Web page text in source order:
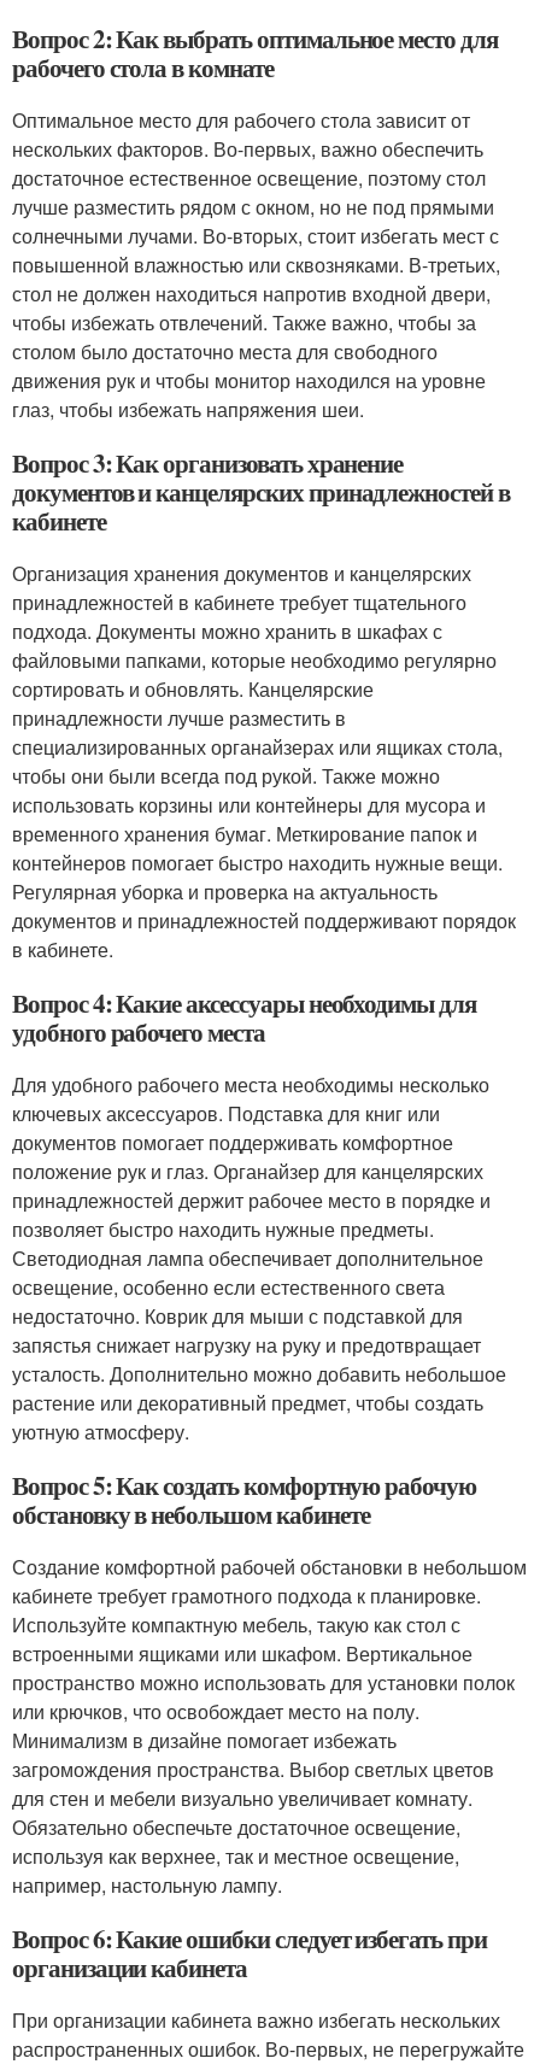
Вопрос 2: Как выбрать оптимальное место для
рабочего стола в комнате
Оптимальное место для рабочего стола зависит от
нескольких факторов. Во-первых, важно обеспечить
достаточное естественное освещение, поэтому стол
лучше разместить рядом с окном, но не под прямыми
солнечными лучами. Во-вторых, стоит избегать мест с
повышенной влажностью или сквозняками. В-третьих,
стол не должен находиться напротив входной двери,
чтобы избежать отвлечений. Также важно, чтобы за
столом было достаточно места для свободного
движения рук и чтобы монитор находился на уровне
глаз, чтобы избежать напряжения шеи.
Вопрос 3: Как организовать хранение
документов и канцелярских принадлежностей в
кабинете
Организация хранения документов и канцелярских
принадлежностей в кабинете требует тщательного
подхода. Документы можно хранить в шкафах с
файловыми папками, которые необходимо регулярно
сортировать и обновлять. Канцелярские
принадлежности лучше разместить в
специализированных органайзерах или ящиках стола,
чтобы они были всегда под рукой. Также можно
использовать корзины или контейнеры для мусора и
временного хранения бумаг. Меткирование папок и
контейнеров помогает быстро находить нужные вещи.
Регулярная уборка и проверка на актуальность
документов и принадлежностей поддерживают порядок
в кабинете.
Вопрос 4: Какие аксессуары необходимы для
удобного рабочего места
Для удобного рабочего места необходимы несколько
ключевых аксессуаров. Подставка для книг или
документов помогает поддерживать комфортное
положение рук и глаз. Органайзер для канцелярских
принадлежностей держит рабочее место в порядке и
позволяет быстро находить нужные предметы.
Светодиодная лампа обеспечивает дополнительное
освещение, особенно если естественного света
недостаточно. Коврик для мыши с подставкой для
запястья снижает нагрузку на руку и предотвращает
усталость. Дополнительно можно добавить небольшое
растение или декоративный предмет, чтобы создать
уютную атмосферу.
Вопрос 5: Как создать комфортную рабочую
обстановку в небольшом кабинете
Создание комфортной рабочей обстановки в небольшом
кабинете требует грамотного подхода к планировке.
Используйте компактную мебель, такую как стол с
встроенными ящиками или шкафом. Вертикальное
пространство можно использовать для установки полок
или крючков, что освобождает место на полу.
Минимализм в дизайне помогает избежать
загромождения пространства. Выбор светлых цветов
для стен и мебели визуально увеличивает комнату.
Обязательно обеспечьте достаточное освещение,
используя как верхнее, так и местное освещение,
например, настольную лампу.
Вопрос 6: Какие ошибки следует избегать при
организации кабинета
При организации кабинета важно избегать нескольких
распространенных ошибок. Во-первых, не перегружайте